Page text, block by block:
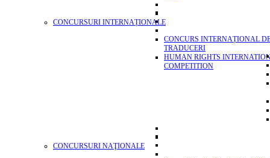
CONCURSURI INTERNAȚIONALE
CONCURS INTERNAȚIONAL
TRADUCERI
HUMAN RIGHTS
COMPETITION
CONCURSURI NAŢIONALE